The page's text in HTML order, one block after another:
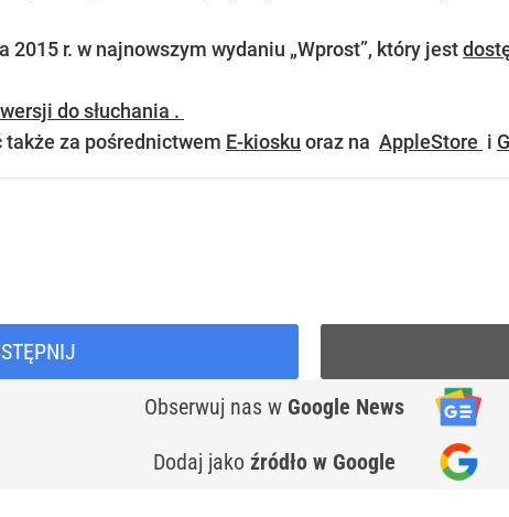
2015 r. w najnowszym wydaniu „Wprost”, który jest
do słuchania .
za pośrednictwem E-kiosku oraz na AppleStore i
Obserwuj nas w Google News
Dodaj jako źródło w Google